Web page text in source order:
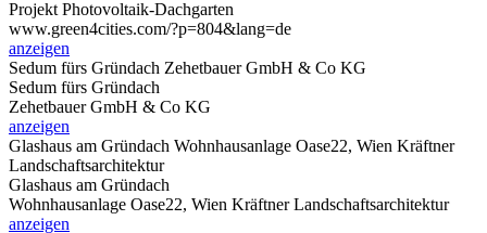
Projekt Photovoltaik-Dachgarten
www.green4cities.com/?p=804&lang=de
anzeigen
Sedum fürs Gründach Zehetbauer GmbH & Co KG
Sedum fürs Gründach
Zehetbauer GmbH & Co KG
anzeigen
Glashaus am Gründach Wohnhausanlage Oase22, Wien Kräftner
Landschaftsarchitektur
Glashaus am Gründach
Wohnhausanlage Oase22, Wien Kräftner Landschaftsarchitektur
anzeigen